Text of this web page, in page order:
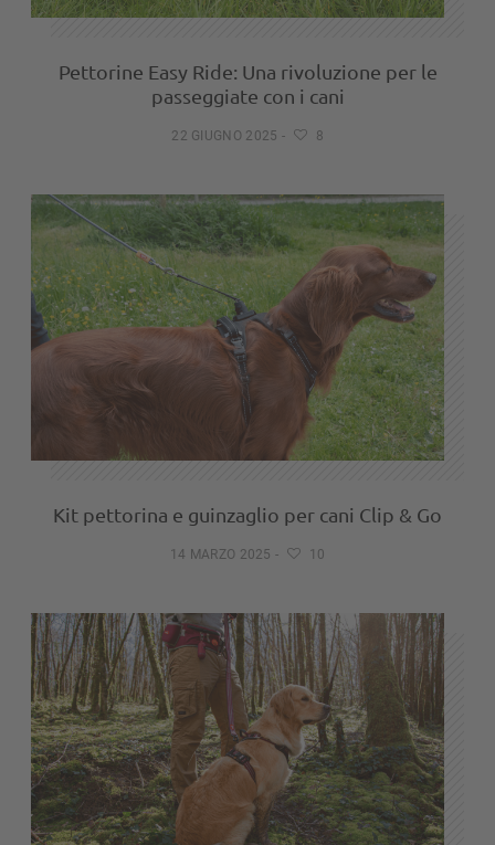
Pettorine Easy Ride: Una rivoluzione per le
passeggiate con i cani
22 GIUGNO 2025 - 8
Kit pettorina e guinzaglio per cani Clip & Go
14 MARZO 2025- 10